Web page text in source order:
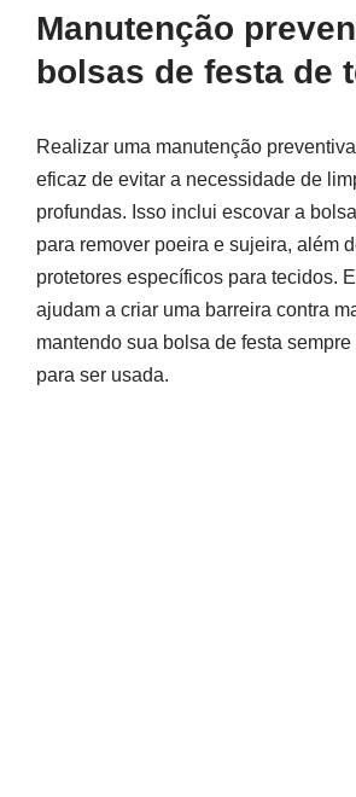
Manutenção
bolsas de festa de
Realizar uma manutenção
eficaz de evitar a necessidade de
profundas. Isso inclui escovar a
para remover poeira e sujeira, além
protetores específicos para tecidos.
ajudam a criar uma barreira contra
mantendo sua bolsa de festa
para ser usada.